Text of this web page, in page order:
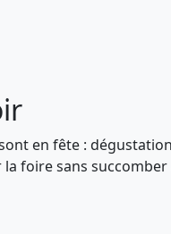
en fête :
foire sans succomber